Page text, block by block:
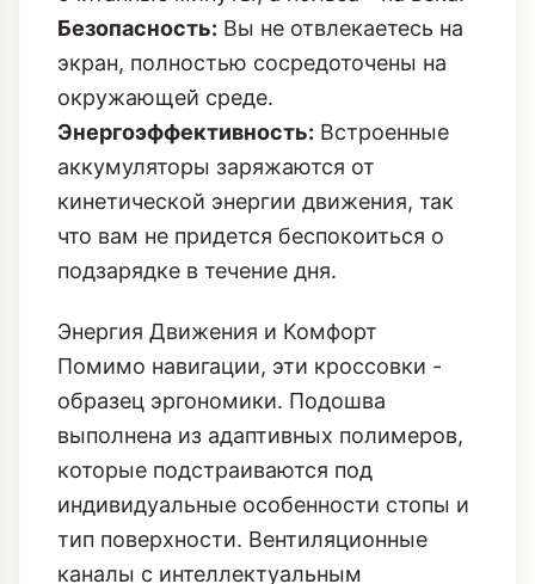
технологию с первого шага.
Интуитивность:Обучение занимает
считанные минуты, а польза - на века.
Безопасность:Вы не отвлекаетесь на
экран, полностью сосредоточены на
окружающей среде.
Энергоэффективность:Встроенные
аккумуляторы заряжаются от
что вам не придется беспокоиться о
подзарядке в течение дня.
Энергия Движения и Комфорт
Помимо навигации, эти кроссовки -
образец эргономики. Подошва
выполнена из адаптивных полимеров,